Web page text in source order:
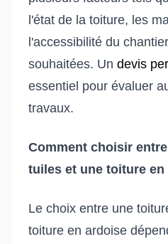
l'état de la toiture, les
l'accessibilité du
souhaitées. Un devis
essentiel pour évaluer
travaux.
Comment choisir
tuiles et une toiture en
Le choix entre une
toiture en ardoise